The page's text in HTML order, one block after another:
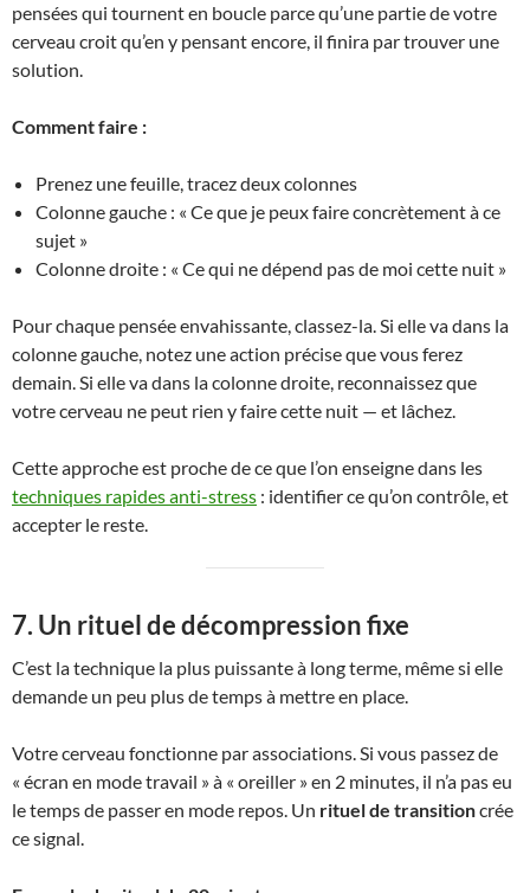
pensées qui tournent en boucle parce qu’une partie de votre
cerveau croit qu’en y pensant encore, il finira par trouver une
solution.
Comment faire :
Prenez une feuille, tracez deux colonnes
Colonne gauche : « Ce que je peux faire concrètement à ce
sujet »
Colonne droite : « Ce qui ne dépend pas de moi cette nuit »
Pour chaque pensée envahissante, classez-la. Si elle va dans la
colonne gauche, notez une action précise que vous ferez
demain. Si elle va dans la colonne droite, reconnaissez que
votre cerveau ne peut rien y faire cette nuit — et lâchez.
Cette approche est proche de ce que l’on enseigne dans les
techniques rapides anti-stress : identifier ce qu’on contrôle, et
accepter le reste.
7. Un rituel de décompression fixe
C’est la technique la plus puissante à long terme, même si elle
demande un peu plus de temps à mettre en place.
Votre cerveau fonctionne par associations. Si vous passez de
« écran en mode travail » à « oreiller » en 2 minutes, il n’a pas eu
le temps de passer en mode repos. Un rituel de transitioncrée
ce signal.